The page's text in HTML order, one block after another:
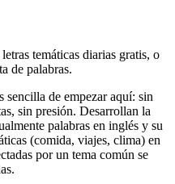
temáticas diarias gratis, o
de palabras.
sencilla de empezar aquí: sin
sin presión. Desarrollan la
palabras en inglés y su
(comida, viajes, clima) en
por un tema común se